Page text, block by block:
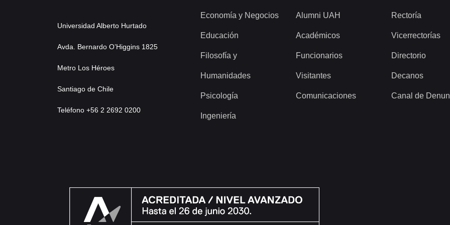
Universidad Alberto Hurtado
Avda. Bernardo O’Higgins 1825
Metro Los Héroes
Santiago de Chile
Teléfono +56 2 2692 0200
Economía y Negocios
Educación
Filosofía y
Humanidades
Psicología
Ingeniería
Alumni UAH
Académicos
Funcionarios
Visitantes
Comunicaciones
Rectoría
Vicerrectorías
Directorio
Decanos
Canal de